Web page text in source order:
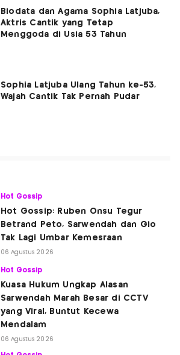
Biodata dan Agama Sophia Latjuba,
Aktris Cantik yang Tetap
Menggoda di Usia 53 Tahun
Sophia Latjuba Ulang Tahun ke-53,
Wajah Cantik Tak Pernah Pudar
Hot Gossip
Hot Gossip: Ruben Onsu Tegur
Betrand Peto, Sarwendah dan Gio
Tak Lagi Umbar Kemesraan
06 Agustus 2026
Hot Gossip
Kuasa Hukum Ungkap Alasan
Sarwendah Marah Besar di CCTV
yang Viral, Buntut Kecewa
Mendalam
06 Agustus 2026